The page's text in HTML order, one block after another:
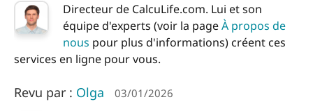
Directeur de CalcuLife.com. Lui et son
équipe d'experts (voir la pageÀ propos de
nous pour plus d'informations) créent ces
services en ligne pour vous.
Revu par : Olga 03/01/2026